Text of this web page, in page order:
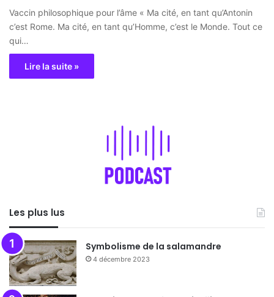
Vaccin philosophique pour l’âme « Ma cité, en tant qu’Antonin
c’est Rome. Ma cité, en tant qu’Homme, c’est le Monde. Tout ce
qui…
Lire la suite »
Les plus lus
Symbolisme de la salamandre
4 décembre 2023